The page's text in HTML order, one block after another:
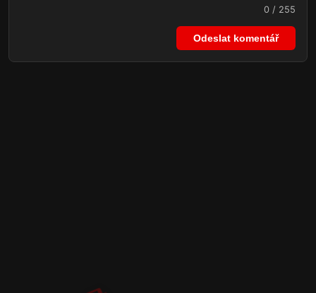
0 / 255
Odeslat komentář